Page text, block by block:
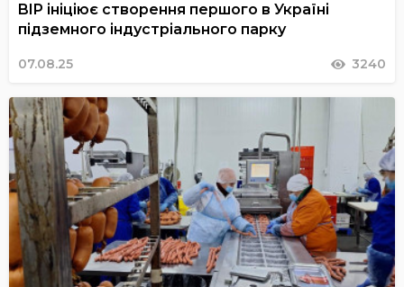
BIP ініціює створення першого в Україні
підземного індустріального парку
07.08.25 3240